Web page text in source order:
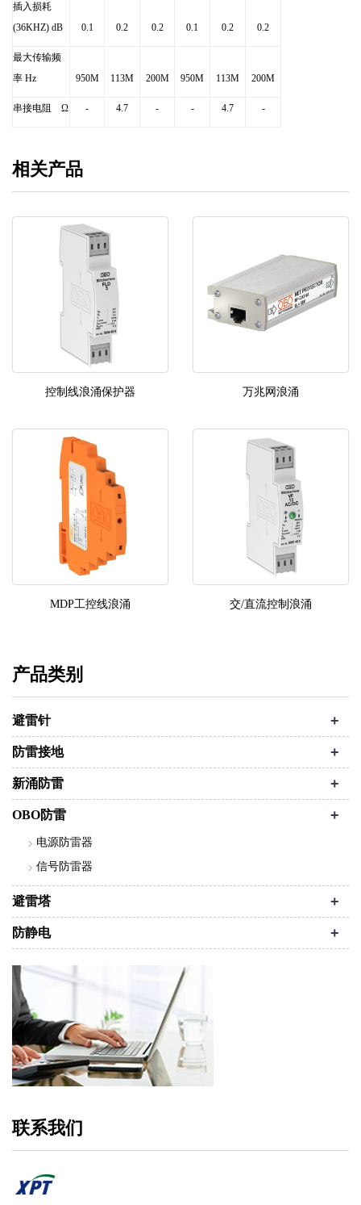
插入损耗
(36KHZ) dB
0.1 0.2 0.2 0.1 0.2 0.2
最大传输频
率 Hz 950M 113M 200M 950M 113M 200M
串接电阻 Ω - 4.7 - - 4.7 -
相关产品
控制线浪涌保护器 万兆网浪涌
MDP工控线浪涌 交/直流控制浪涌
产品类别
避雷针 +
防雷接地 +
新涌防雷 +
OBO防雷 +
电源防雷器
信号防雷器
避雷塔 +
防静电 +
联系我们